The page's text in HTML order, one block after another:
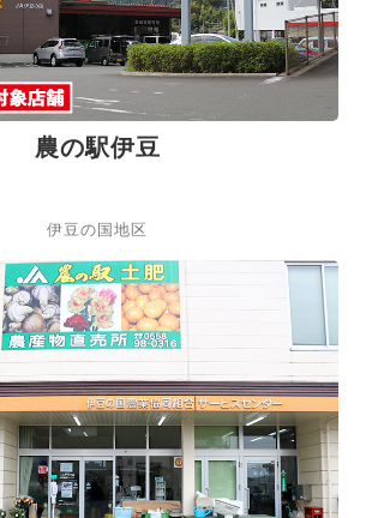
農の駅伊豆
伊豆の国地区